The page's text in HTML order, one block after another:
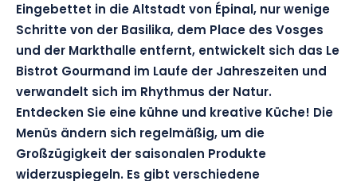
Eingebettet in die Altstadt von Épinal, nur wenige
Schritte von der Basilika, dem Place des Vosges
und der Markthalle entfernt, entwickelt sich das Le
Bistrot Gourmand im Laufe der Jahreszeiten und
verwandelt sich im Rhythmus der Natur.
Entdecken Sie eine kühne und kreative Küche! Die
Menüs ändern sich regelmäßig, um die
Großzügigkeit der saisonalen Produkte
widerzuspiegeln. Es gibt verschiedene